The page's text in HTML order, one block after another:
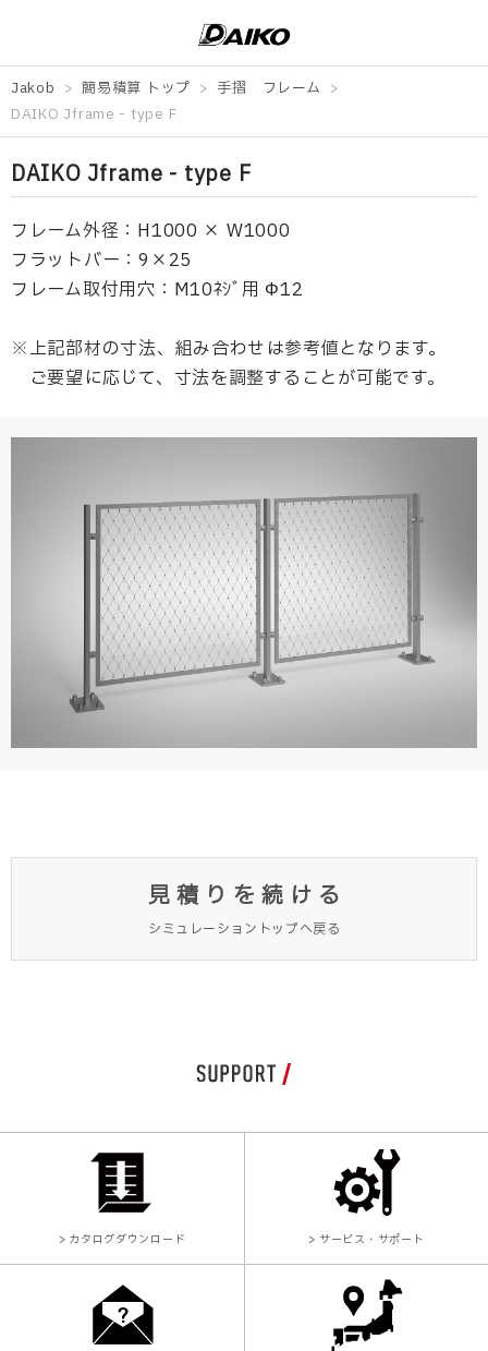
Jakob 簡易積算 トップ 手摺
フレーム
DAIKO Jframe - type F
DAIKO Jframe - type F
フレーム外径：H1000 × W1000
フラットバー：9×25
フレーム取付用穴：M10ﾈｼﾞ用 Φ12
※上記部材の寸法、組み合わせは参考値となります。
ご要望に応じて、寸法を調整することが可能です。
見積りを続ける
シミュレーショントップへ戻る
> カタログダウンロード > サービス・サポート